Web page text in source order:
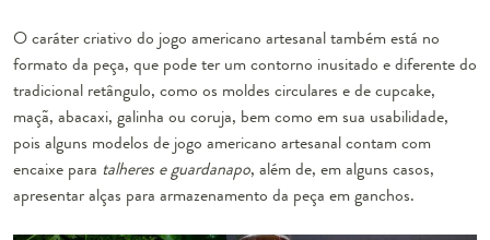
O caráter criativo do jogo americano artesanal também está no
formato da peça, que pode ter um contorno inusitado e diferente do
tradicional retângulo, como os moldes circulares e de cupcake,
maçã, abacaxi, galinha ou coruja, bem como em sua usabilidade,
pois alguns modelos de jogo americano artesanal contam com
encaixe para talheres e guardanapo, além de, em alguns casos,
apresentar alças para armazenamento da peça em ganchos.